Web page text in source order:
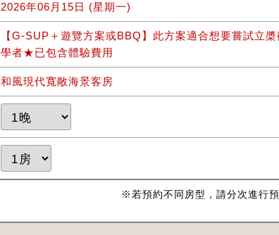
2026年06月15日 (星期一)
【G-SUP＋遊覽方案或BBQ】此方案適合想要嘗試立
學者★已包含體驗費用
和風現代寬敞海景客房
※若預約不同房型，請分次進行